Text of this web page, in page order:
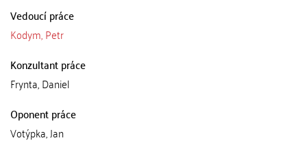
Vedoucí práce
Kodym, Petr
Konzultant práce
Frynta, Daniel
Oponent práce
Votýpka, Jan